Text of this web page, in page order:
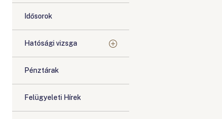
Idősorok
Hatósági vizsga
Pénztárak
Felügyeleti Hírek